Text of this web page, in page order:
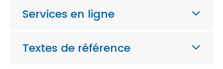
Services en ligne
Textes de référence